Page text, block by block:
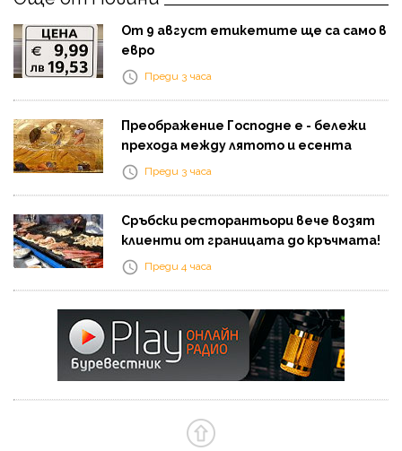
От 9 август етикетите ще са само в
евро
Преди 3 часа
Преображение Господне е - бележи
прехода между лятото и есента
Преди 3 часа
Сръбски ресторантьори вече возят
клиенти от границата до кръчмата!
Преди 4 часа